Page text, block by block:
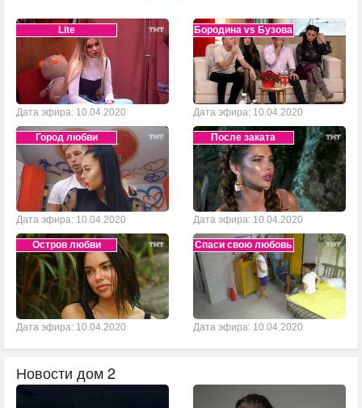
Lite
Дата эфира: 10.04.2020
Бородина vs Бузова
Дата эфира: 10.04.2020
Город любви
Дата эфира: 10.04.2020
После заката
Дата эфира: 10.04.2020
Остров любви
Дата эфира: 10.04.2020
Спаси свою любовь
Дата эфира: 10.04.2020
Новости дом 2